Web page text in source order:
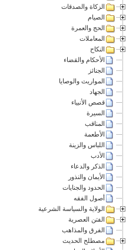
الزكاة والصدقات
الصيام
الحج والعمرة
المعاملات
النكاح
الأحكام والقضاء
الجنائز
المواريث والوصايا
الجهاد
قصص الأنبياء
السيرة
المناقب
الأطعمة
اللباس والزينة
الأدب
الذكر والدعاء
الأيمان والنذور
الحدود والجنايات
أصول الفقه
الولاية والسياسة الشرعية
الفتن العصرية
الفرق والمذاهب
مصطلح الحديث